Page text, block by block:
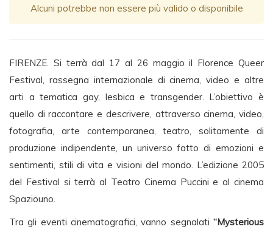
Alcuni potrebbe non essere più valido o disponibile
FIRENZE. Si terrà dal 17 al 26 maggio il Florence Queer
Festival, rassegna internazionale di cinema, video e altre
arti a tematica gay, lesbica e transgender. L’obiettivo è
quello di raccontare e descrivere, attraverso cinema, video,
fotografia, arte contemporanea, teatro, solitamente di
produzione indipendente, un universo fatto di emozioni e
sentimenti, stili di vita e visioni del mondo. L’edizione 2005
del Festival si terrà al Teatro Cinema Puccini e al cinema
Spaziouno.
Tra gli eventi cinematografici, vanno segnalati “Mysterious